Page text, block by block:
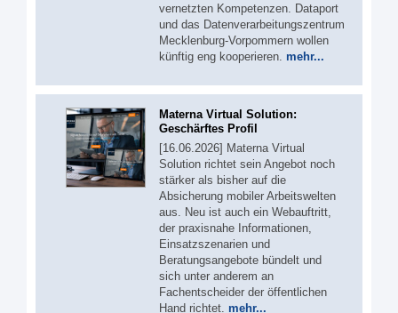
vernetzten Kompetenzen. Dataport
und das Datenverarbeitungszentrum
Mecklenburg-Vorpommern wollen
künftig eng kooperieren. mehr...
Materna Virtual Solution:
Geschärftes Profil
[16.06.2026] Materna Virtual
Solution richtet sein Angebot noch
stärker als bisher auf die
Absicherung mobiler Arbeitswelten
aus. Neu ist auch ein Webauftritt,
der praxisnahe Informationen,
Einsatzszenarien und
Beratungsangebote bündelt und
sich unter anderem an
Fachentscheider der öffentlichen
Hand richtet. mehr...